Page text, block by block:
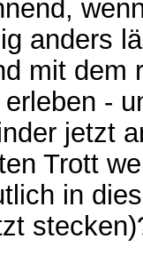
anders
mit dem
-
jetzt
Trott
in